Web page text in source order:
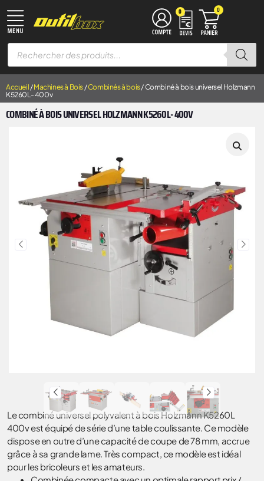
0 0
Accueil/Machines à Bois/Combinés à bois/ Combiné à bois universel Holzmann
K5260L- 400v
COMBINÉ À BOIS UNIVERSEL HOLZMANN K5260L- 400V
Le combiné universel polyvalent à bois Holzmann K5260L
400v est équipé de série d’une table coulissante. Ce modèle
dispose en outre d’une capacité de coupe de 78 mm, accrue
grâce à sa grande lame. Très compact, ce modèle est idéal
pour les bricoleurs et les amateurs.